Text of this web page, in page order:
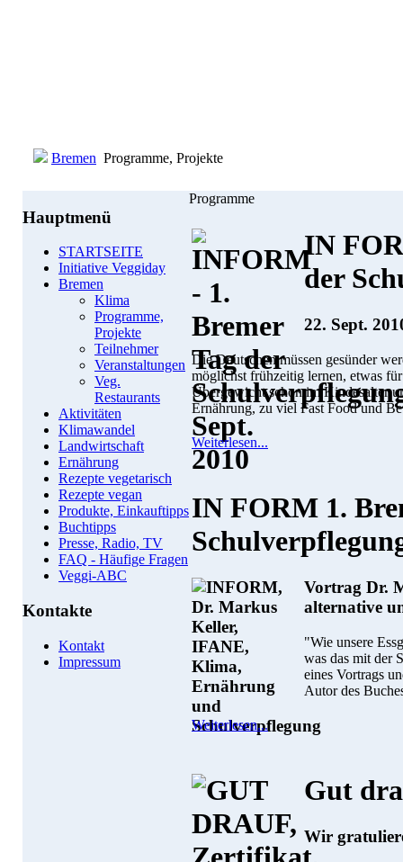
Bremen Programme, Projekte
Hauptmenü
STARTSEITE
Initiative Veggiday
Bremen
Klima
Programme,
Projekte
Teilnehmer
Veranstaltungen
Veg.
Restaurants
Aktivitäten
Klimawandel
Landwirtschaft
Ernährung
Rezepte vegetarisch
Rezepte vegan
Produkte, Einkauftipps
Buchtipps
Presse, Radio, TV
FAQ - Häufige Fragen
Veggi-ABC
Kontakte
Kontakt
Impressum
Programme
IN
der
22. Sept.
Die Deutschen müssen gesünder
möglichst frühzeitig lernen, etwas
Übergewicht schon im Kindesalter
Ernährung, zu viel Fast Food und
Weiterlesen...
IN FORM 1.
Vortrag Dr.
alternative
"Wie unsere
was das mit der
eines Vortrags
Autor des
Weiterlesen...
Gut
Wir